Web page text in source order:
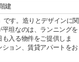
建
です。造りとデザインに関
坦なのは、ランニングを
入る物件をご提供しま
ョン、賃貸アパートをお